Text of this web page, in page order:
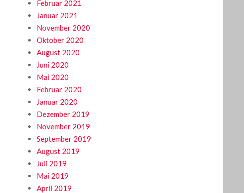
Februar 2021
Januar 2021
November 2020
Oktober 2020
August 2020
Juni 2020
Mai 2020
Februar 2020
Januar 2020
Dezember 2019
November 2019
September 2019
August 2019
Juli 2019
Mai 2019
April 2019